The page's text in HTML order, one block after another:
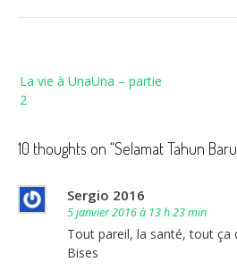
de
l’article
La vie à UnaUna – partie
2
10 thoughts on “Selamat Tahun Baru
Sergio 2016
5 janvier 2016 à 13 h 23 min
Tout pareil, la santé, tout ça
Bises